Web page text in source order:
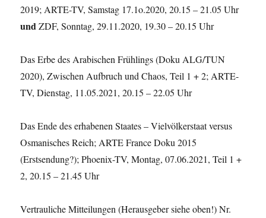
2019; ARTE-TV, Samstag 17.1o.2020, 20.15 – 21.05 Uhr
undZDF, Sonntag, 29.11.2020, 19.30 – 20.15 Uhr
Das Erbe des Arabischen Frühlings (Doku ALG/TUN
2020), Zwischen Aufbruch und Chaos, Teil 1 + 2; ARTE-
TV, Dienstag, 11.05.2021, 20.15 – 22.05 Uhr
Das Ende des erhabenen Staates – Vielvölkerstaat versus
Osmanisches Reich; ARTE France Doku 2015
(Erstsendung?); Phoenix-TV, Montag, 07.06.2021, Teil 1 +
2, 20.15 – 21.45 Uhr
Vertrauliche Mitteilungen (Herausgeber siehe oben!) Nr.